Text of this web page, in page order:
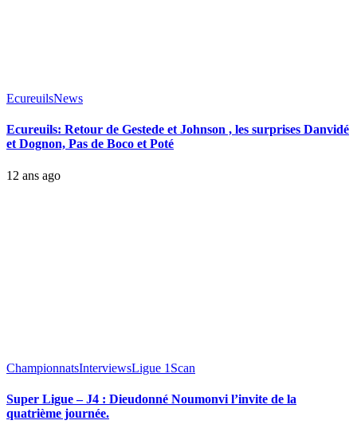
EcureuilsNews
Ecureuils: Retour de Gestede et Johnson , les surprises Danvidé
et Dognon, Pas de Boco et Poté
12 ans ago
ChampionnatsInterviewsLigue 1 Scan
Super Ligue – J4 : Dieudonné Noumonvi l’invite de la
quatrième journée.